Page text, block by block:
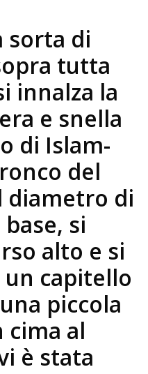
sorta di
tutta
innalza la
e snella
di Islam-
del
diametro di
si
alto e si
capitello
piccola
cima al
è stata